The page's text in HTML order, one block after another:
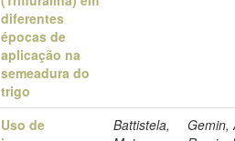
diferentes
épocas de
aplicação na
semeadura do
trigo
Uso de
Battistela,
Gemin,